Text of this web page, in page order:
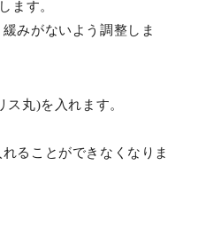
ます。
みがないよう調整しま
丸)を入れます。
ることができなくなりま